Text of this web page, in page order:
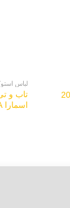
لباس
تاب و
اسمارا ESMARA